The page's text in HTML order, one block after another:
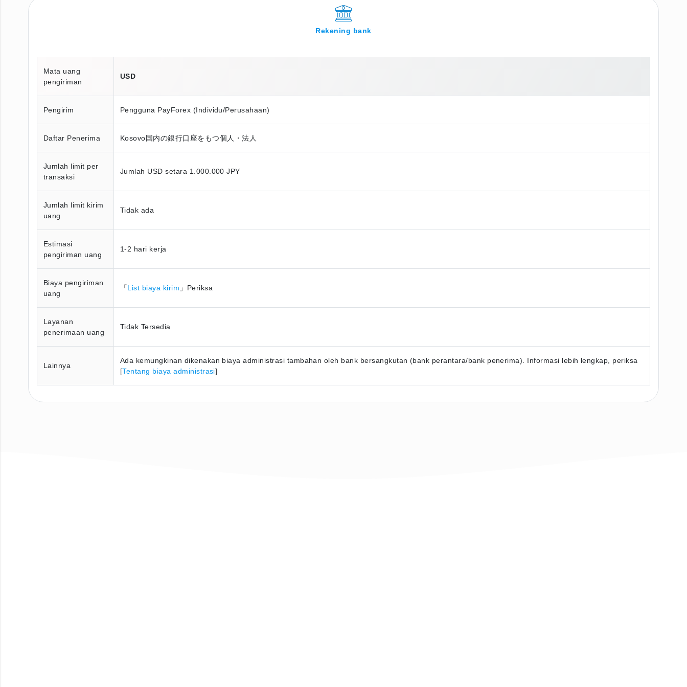
Rekening bank
Mata uang
pengiriman
USD
Pengirim Pengguna PayForex (Individu/Perusahaan)
Daftar Penerima Kosovo国内の銀行口座をもつ個人・法人
Jumlah limit per
transaksi
Jumlah USD setara 1.000.000 JPY
Jumlah limit kirim
uang
Tidak ada
Estimasi
pengiriman uang
1-2 hari kerja
Biaya pengiriman
uang
「List biaya kirim 」Periksa
Layanan
penerimaan uang
Tidak Tersedia
Lainnya
Ada kemungkinan dikenakan biaya administrasi tambahan oleh bank bersangkutan (bank perantara/bank penerima). Informasi lebih lengkap, periksa
[Tentang biaya administrasi]